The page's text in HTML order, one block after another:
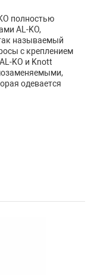
полностью
AL-KO,
называемый
с креплением
AL -KO и Knott
одевается